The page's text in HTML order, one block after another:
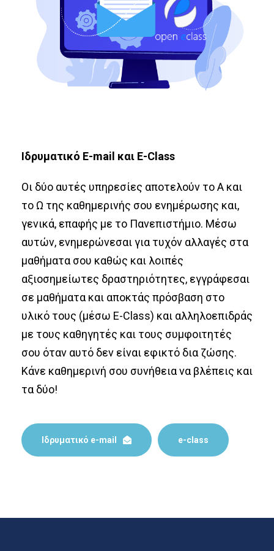
Ιδρυματικό E-mail και E-Class
Οι δύο αυτές υπηρεσίες αποτελούν το Α και
το Ω της καθημερινής σου ενημέρωσης και,
γενικά, επαφής με το Πανεπιστήμιο. Μέσω
αυτών, ενημερώνεσαι για τυχόν αλλαγές στα
μαθήματα σου καθώς και λοιπές
αξιοσημείωτες δραστηριότητες, εγγράφεσαι
σε μαθήματα και αποκτάς πρόσβαση στο
υλικό τους (μέσω E-Class) και αλληλοεπιδράς
με τους καθηγητές και τους συμφοιτητές
σου όταν αυτό δεν είναι εφικτό δια ζώσης.
Κάνε καθημερινή σου συνήθεια να βλέπεις και
τα δύο!
Ιδρυματικό e-mail e-class